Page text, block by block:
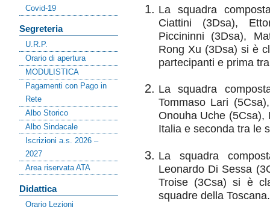
Covid-19
Segreteria
U.R.P.
Orario di apertura
MODULISTICA
Pagamenti con Pago in
Rete
Albo Storico
Albo Sindacale
Iscrizioni a.s. 2026 –
2027
Area riservata ATA
Didattica
Orario Lezioni
La squadra
Ciattini (3Dsa),
Piccininni (3Dsa),
Rong Xu (3Dsa) si è
partecipanti e prima
La squadra
Tommaso Lari
Onouha Uche (5Csa),
Italia e seconda tra le
La squadra
Leonardo Di Sessa
Troise (3Csa) si è
squadre della Toscana.